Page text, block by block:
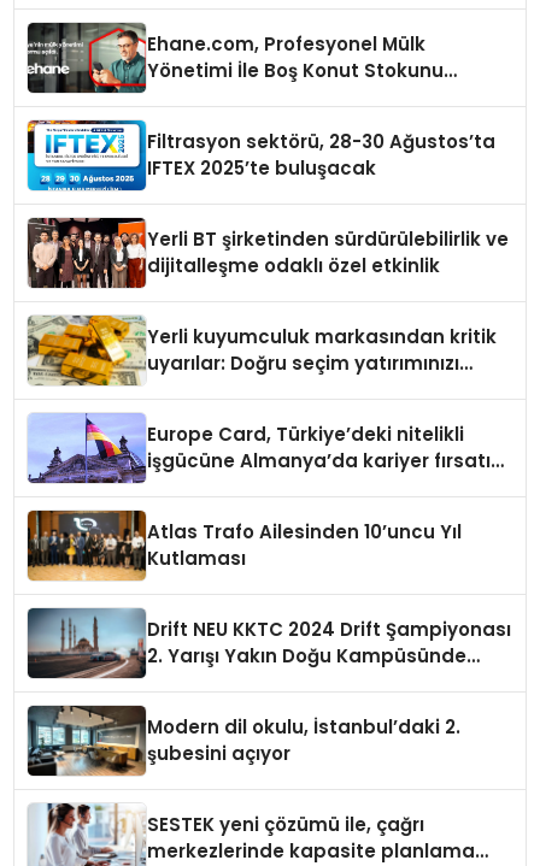
Ehane.com, Profesyonel Mülk
Yönetimi İle Boş Konut Stokunu
Filtrasyon sektörü, 28-30 Ağustos’ta
IFTEX 2025’te buluşacak
Yerli BT şirketinden sürdürülebilirlik ve
dijitalleşme odaklı özel etkinlik
Yerli kuyumculuk markasından kritik
uyarılar: Doğru seçim yatırımınızı
Europe Card, Türkiye’deki nitelikli
işgücüne Almanya’da kariyer fırsatı
Atlas Trafo Ailesinden 10’uncu Yıl
Kutlaması
Drift NEU KKTC 2024 Drift Şampiyonası
2. Yarışı Yakın Doğu Kampüsünde
Modern dil okulu, İstanbul’daki 2.
şubesini açıyor
SESTEK yeni çözümü ile, çağrı
merkezlerinde kapasite planlama